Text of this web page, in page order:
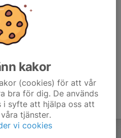
kakor
(cookies) för att vår
bra för dig. De används
i syfte att hjälpa oss att
tjänster.
vi cookies